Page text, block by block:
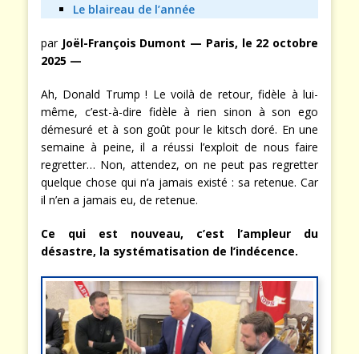
Le blaireau de l’année
par Joël-François Dumont — Paris, le 22 octobre
2025 —
Ah, Donald Trump ! Le voilà de retour, fidèle à lui-
même, c’est-à-dire fidèle à rien sinon à son ego
démesuré et à son goût pour le kitsch doré. En une
semaine à peine, il a réussi l’exploit de nous faire
regretter… Non, attendez, on ne peut pas regretter
quelque chose qui n’a jamais existé : sa retenue. Car
il n’en a jamais eu, de retenue.
Ce qui est nouveau, c’est l’ampleur du
désastre, la systématisation de l’indécence.